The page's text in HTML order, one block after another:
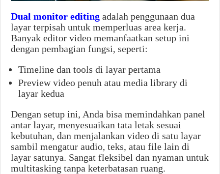
Dual monitor editing adalah penggunaan dua
layar terpisah untuk memperluas area kerja.
Banyak editor video memanfaatkan setup ini
dengan pembagian fungsi, seperti:
Timeline dan tools di layar pertama
Preview video penuh atau media library di
layar kedua
Dengan setup ini, Anda bisa memindahkan panel
antar layar, menyesuaikan tata letak sesuai
kebutuhan, dan menjalankan video di satu layar
sambil mengatur audio, teks, atau file lain di
layar satunya. Sangat fleksibel dan nyaman untuk
multitasking tanpa keterbatasan ruang.